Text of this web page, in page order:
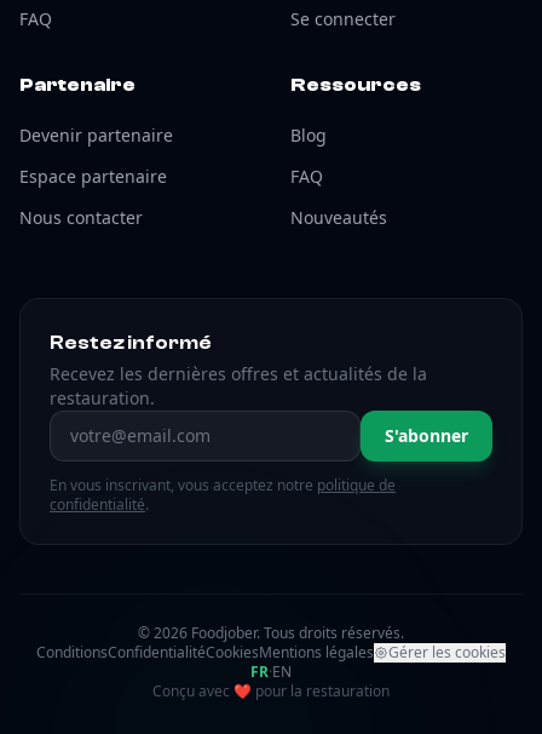
FAQ
Se connecter
Partenaire
Devenir partenaire
Espace partenaire
Nous contacter
Ressources
Blog
FAQ
Nouveautés
Restez informé
Recevez les dernières offres et actualités de la
restauration.
Adresse email S'abonner
En vous inscrivant, vous acceptez notre politique de
confidentialité.
© 2026 Foodjober. Tous droits réservés.
ConditionsConfidentialitéCookiesMentions légales
Gérer les cookies
FR·EN
Conçu avec ❤ amour
pour la restauration